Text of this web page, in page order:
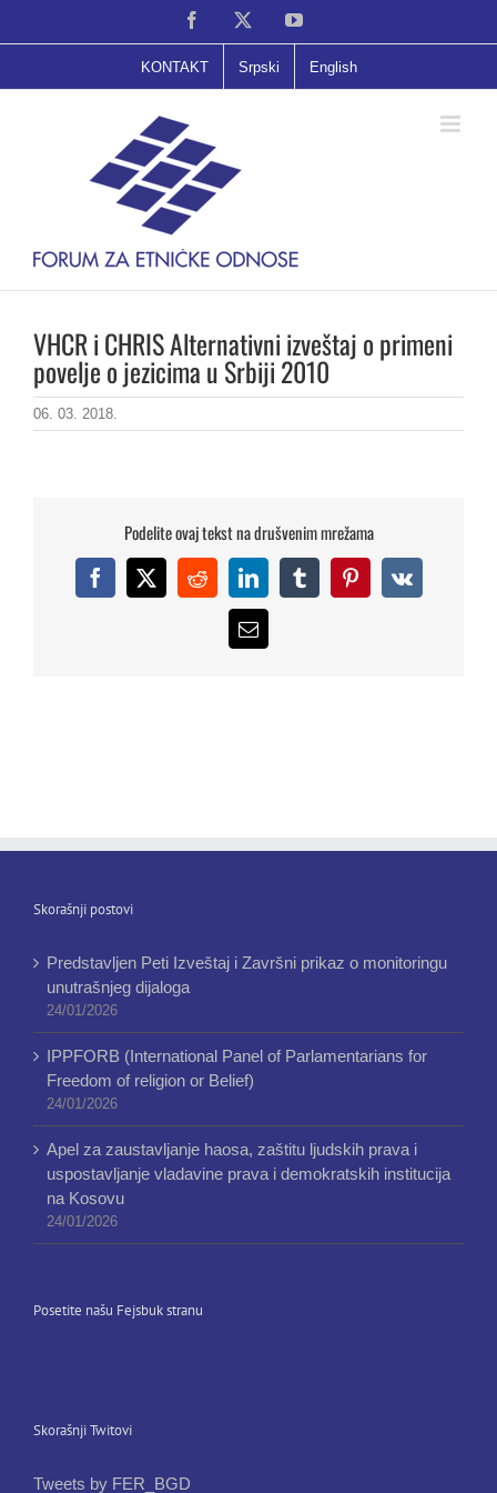
Facebook YouTube
KONTAKT Srpski English
VHCR i CHRIS Alternativni izveštaj o primeni
povelje o jezicima u Srbiji 2010
06. 03. 2018.
Podelite ovaj tekst na drušvenim mrežama
Facebook
X RedditLinkedInTumblrPinterest
Vk
Email
Skorašnji postovi
Predstavljen Peti Izveštaj i Završni prikaz o monitoringu
unutrašnjeg dijaloga
24/01/2026
IPPFORB (International Panel of Parlamentarians for
Freedom of religion or Belief)
24/01/2026
Apel za zaustavljanje haosa, zaštitu ljudskih prava i
uspostavljanje vladavine prava i demokratskih institucija
na Kosovu
24/01/2026
Posetite našu Fejsbuk stranu
Skorašnji Twitovi
Tweets by FER_BGD